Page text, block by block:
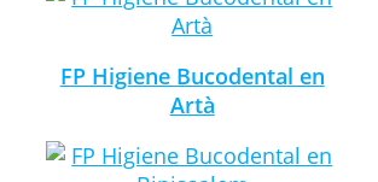
FP Higiene Bucodental en
Artà